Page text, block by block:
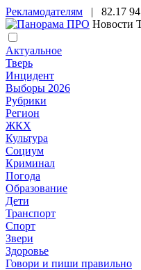
Рекламодателям | 82.17
Новости
Актуальное
Тверь
Инцидент
Выборы 2026
Рубрики
Регион
ЖКХ
Культура
Социум
Криминал
Погода
Образование
Дети
Транспорт
Спорт
Звери
Здоровье
Говори и пиши правильно